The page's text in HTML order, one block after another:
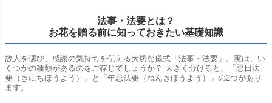
法事・法要とは？
お花を贈る前に知っておきたい基礎知識
故人を偲び、感謝の気持ちを伝える大切な儀式「法事・法要」。実は、い
くつかの種類があるのをご存じでしょうか？ 大きく分けると、「忌日法
要（きにちほうよう）」と「年忌法要（ねんきほうよう）」の2つがあり
ます。